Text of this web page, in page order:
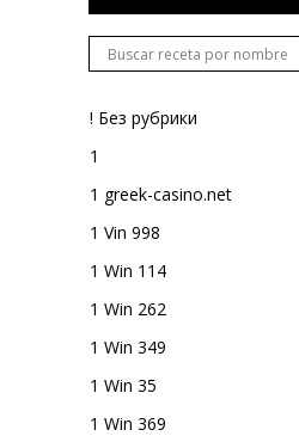
! Без рубрики
1
1 greek-casino.net
1 Vin 998
1 Win 114
1 Win 262
1 Win 349
1 Win 35
1 Win 369